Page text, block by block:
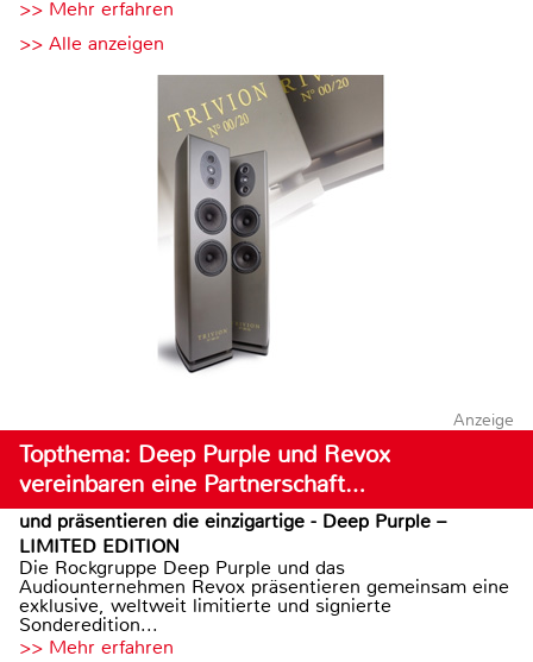
>> Mehr erfahren
>> Alle anzeigen
Anzeige
Topthema: Deep Purple und Revox
vereinbaren eine Partnerschaft…
und präsentieren die einzigartige - Deep Purple –
LIMITED EDITION
Die Rockgruppe Deep Purple und das
Audiounternehmen Revox präsentieren gemeinsam eine
exklusive, weltweit limitierte und signierte
Sonderedition...
>> Mehr erfahren